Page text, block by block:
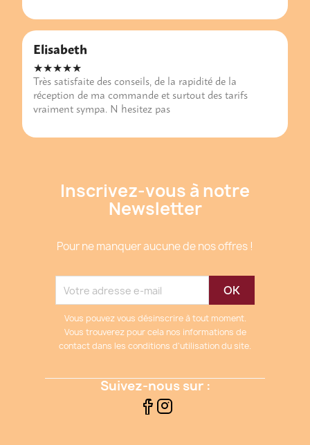
Elisabeth
★★★★★
Très satisfaite des conseils, de la rapidité de la
réception de ma commande et surtout des tarifs
vraiment sympa. N hesitez pas
Inscrivez-vous à notre
Newsletter
Pour ne manquer aucune de nos offres !
Vous pouvez vous désinscrire à tout moment.
Vous trouverez pour cela nos informations de
contact dans les conditions d'utilisation du site.
Suivez-nous sur :